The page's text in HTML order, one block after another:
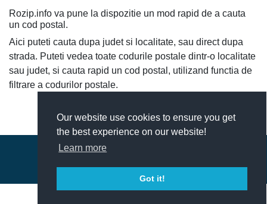
Our website use cookies to ensure you get
the best experience on our website!
Learn more
Got it!
Rozip.info va pune la dispozitie un mod rapid de a cauta
un cod postal.
Aici puteti cauta dupa judet si localitate, sau direct dupa
strada. Puteti vedea toate codurile postale dintr-o localitate
sau judet, si cauta rapid un cod postal, utilizand functia de
filtrare a codurilor postale.
© 2018-2026 - ROZip.info Coduri Postale Romania
Contact|Termeni si conditii